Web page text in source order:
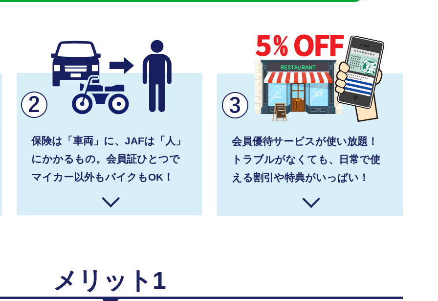
保険は「車両」に、JAFは「人」
にかかるもの。会員証ひとつで
マイカー以外もバイクもOK！
会員優待サービスが使い放題！
トラブルがなくても、日常で使
える割引や特典がいっぱい！
メリット1